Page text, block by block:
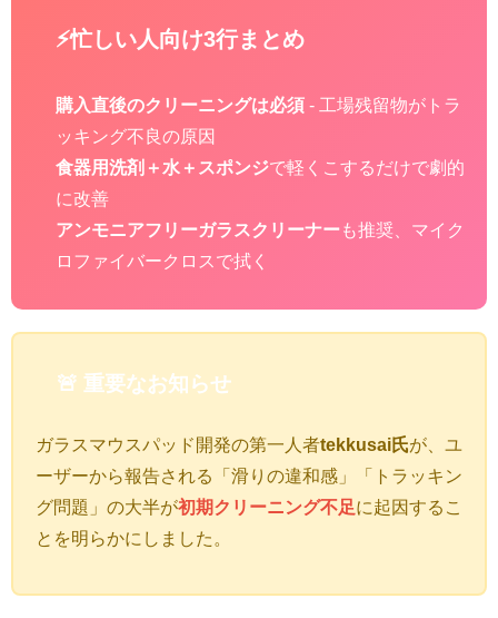
⚡忙しい人向け3行まとめ
購入直後のクリーニングは必須 - 工場残留物がトラ
ッキング不良の原因
食器用洗剤＋水＋スポンジで軽くこするだけで劇的
に改善
アンモニアフリーガラスクリーナーも推奨、マイク
ロファイバークロスで拭く
🚨 重要なお知らせ
ガラスマウスパッド開発の第一人者tekkusai氏が、ユ
ーザーから報告される「滑りの違和感」「トラッキン
グ問題」の大半が初期クリーニング不足に起因するこ
とを明らかにしました。